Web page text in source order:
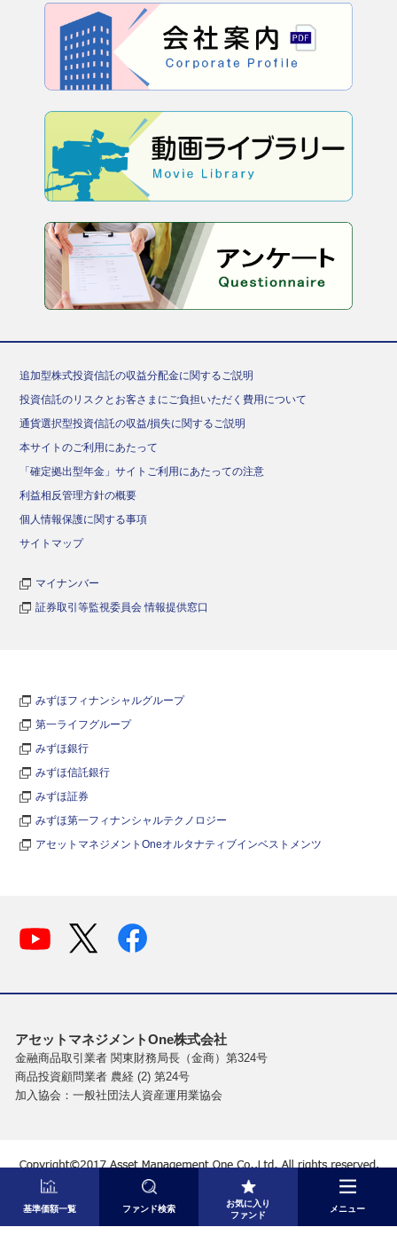
基準価額一覧 ファンド検索
お気に入り
ファンド
メニュー
追加型株式投資信託の収益分配金に関するご説明
投資信託のリスクとお客さまにご負担いただく費用について
通貨選択型投資信託の収益/損失に関するご説明
本サイトのご利用にあたって
「確定拠出型年金」サイトご利用にあたっての注意
利益相反管理方針の概要
個人情報保護に関する事項
サイトマップ
マイナンバー
証券取引等監視委員会 情報提供窓口
みずほフィナンシャルグループ
第一ライフグループ
みずほ銀行
みずほ信託銀行
みずほ証券
みずほ第一フィナンシャルテクノロジー
アセットマネジメントOneオルタナティブインベストメンツ
アセットマネジメントOne株式会社
金融商品取引業者 関東財務局長（金商）第324号
商品投資顧問業者 農経 (2) 第24号
加入協会：一般社団法人資産運用業協会